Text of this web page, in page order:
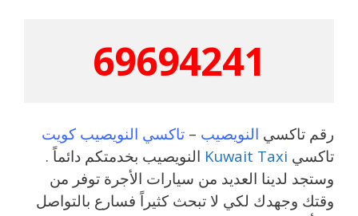
69694241
رقم تاكسي النويصيب – تاكسي النويصيب كويت
تاكسي Kuwait Taxi النويصيب بخدمتكم دائماً .
وستجد لدينا العديد من سيارات الأجرة توفر من
وقتك وجهدك لكي لا تبحث كثيراً فسارع بالتواصل